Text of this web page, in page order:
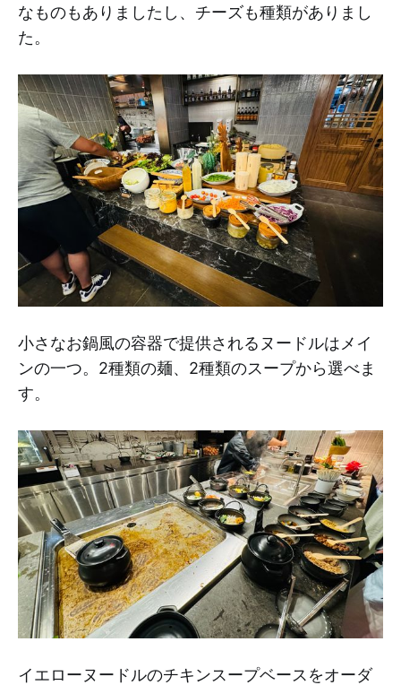
なものもありましたし、チーズも種類がありまし
た。
小さなお鍋風の容器で提供されるヌードルはメイ
ンの一つ。2種類の麺、2種類のスープから選べま
す。
イエローヌードルのチキンスープベースをオーダ